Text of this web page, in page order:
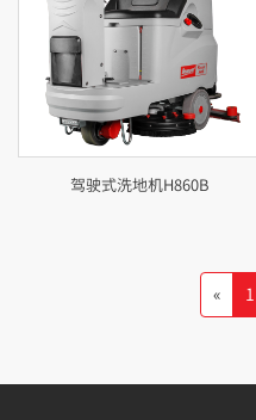
驾驶式洗地机H860B
« 1